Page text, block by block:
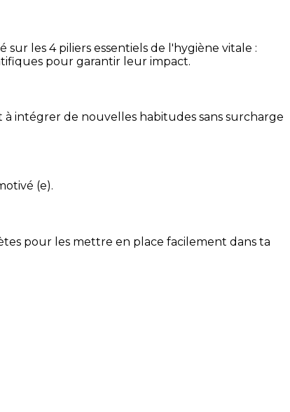
les 4 piliers essentiels de l'hygiène vitale :
pour garantir leur impact.
intégrer de nouvelles habitudes sans surcharge
(e).
pour les mettre en place facilement dans ta